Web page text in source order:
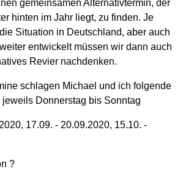
gemeinsamen Alternativtermin, der
hinten im Jahr liegt, zu finden. Je
Situation in Deutschland, aber auch
entwickelt müssen wir dann auch
Revier nachdenken.
schlagen Michael und ich folgende
Donnerstag bis Sonntag
17.09. - 20.09.2020, 15.10. -
?